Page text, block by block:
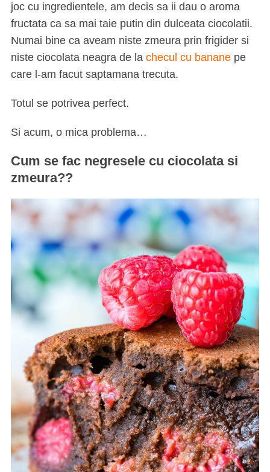
joc cu ingredientele, am decis sa ii dau o aroma
fructata ca sa mai taie putin din dulceata ciocolatii.
Numai bine ca aveam niste zmeura prin frigider si
niste ciocolata neagra de la checul cu bananepe
care l-am facut saptamana trecuta.
Totul se potrivea perfect.
Si acum, o mica problema…
Cum se fac negresele cu ciocolata si
zmeura??